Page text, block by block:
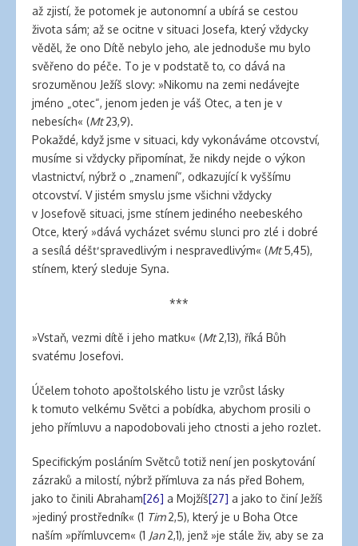
až zjistí, že potomek je autonomní a ubírá se cestou
života sám; až se ocitne v situaci Josefa, který vždycky
věděl, že ono Dítě nebylo jeho, ale jednoduše mu bylo
svěřeno do péče. To je v podstatě to, co dává na
srozuměnou Ježíš slovy: »Nikomu na zemi nedávejte
jméno „otec“, jenom jeden je váš Otec, a ten je v
nebesích« (Mt23,9).
Pokaždé, když jsme v situaci, kdy vykonáváme otcovství,
musíme si vždycky připomínat, že nikdy nejde o výkon
vlastnictví, nýbrž o „znamení“, odkazující k vyššímu
otcovství. V jistém smyslu jsme všichni vždycky
v Josefově situaci, jsme stínem jediného neebeského
Otce, který »dává vycházet svému slunci pro zlé i dobré
a sesílá déšť spravedlivým i nespravedlivým« (Mt5,45),
stínem, který sleduje Syna.
***
»Vstaň, vezmi dítě i jeho matku« (Mt2,13), říká Bůh
svatému Josefovi.
Účelem tohoto apoštolského listu je vzrůst lásky
k tomuto velkému Světci a pobídka, abychom prosili o
jeho přímluvu a napodobovali jeho ctnosti a jeho rozlet.
Specifickým posláním Světců totiž není jen poskytování
zázraků a milostí, nýbrž přímluva za nás před Bohem,
jako to činili Abraham[26] a Mojžíš[27] a jako to činí Ježíš
»jediný prostředník« (1 Tim2,5), který je u Boha Otce
naším »přímluvcem« (1 Jan2,1), jenž »je stále živ, aby se za